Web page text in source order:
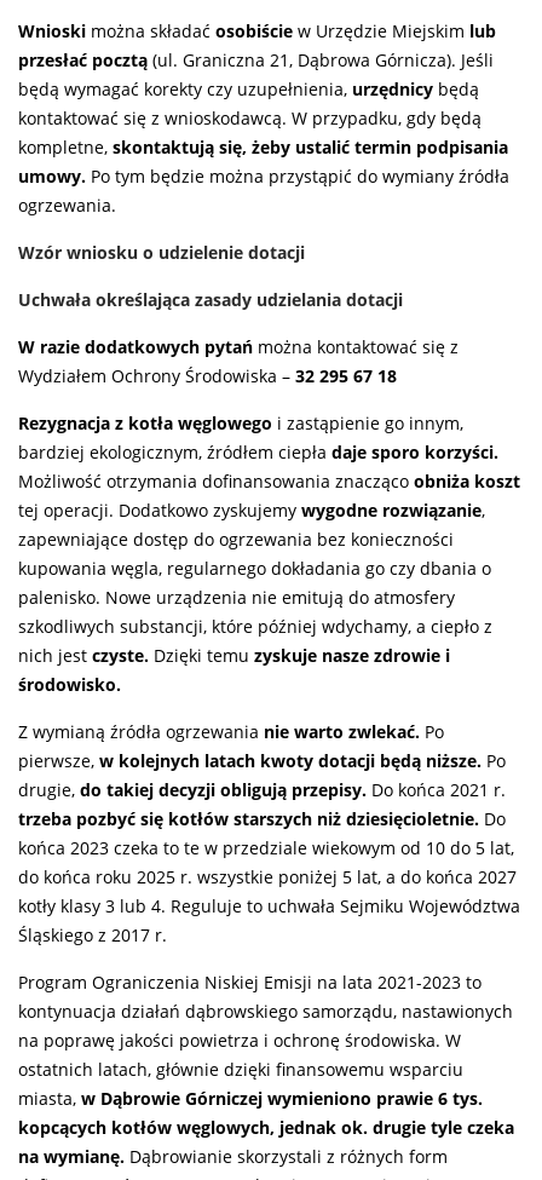
Wnioski można składać osobiście w Urzędzie Miejskim lub
przesłać pocztą (ul. Graniczna 21, Dąbrowa Górnicza). Jeśli
będą wymagać korekty czy uzupełnienia, urzędnicy będą
kontaktować się z wnioskodawcą. W przypadku, gdy będą
kompletne, skontaktują się, żeby ustalić termin podpisania
umowy. Po tym będzie można przystąpić do wymiany źródła
ogrzewania.
Wzór wniosku o udzielenie dotacji
Uchwała określająca zasady udzielania dotacji
W razie dodatkowych pytań można kontaktować się z
Wydziałem Ochrony Środowiska – 32 295 67 18
Rezygnacja z kotła węglowego i zastąpienie go innym,
bardziej ekologicznym, źródłem ciepła daje sporo korzyści.
Możliwość otrzymania dofinansowania znacząco obniża koszt
tej operacji. Dodatkowo zyskujemy wygodne rozwiązanie,
zapewniające dostęp do ogrzewania bez konieczności
kupowania węgla, regularnego dokładania go czy dbania o
palenisko. Nowe urządzenia nie emitują do atmosfery
szkodliwych substancji, które później wdychamy, a ciepło z
nich jest czyste. Dzięki temu zyskuje nasze zdrowie i
środowisko.
Z wymianą źródła ogrzewania nie warto zwlekać. Po
pierwsze, w kolejnych latach kwoty dotacji będą niższe. Po
drugie, do takiej decyzji obligują przepisy. Do końca 2021 r.
trzeba pozbyć się kotłów starszych niż dziesięcioletnie. Do
końca 2023 czeka to te w przedziale wiekowym od 10 do 5 lat,
do końca roku 2025 r. wszystkie poniżej 5 lat, a do końca 2027
kotły klasy 3 lub 4. Reguluje to uchwała Sejmiku Województwa
Śląskiego z 2017 r.
Program Ograniczenia Niskiej Emisji na lata 2021-2023 to
kontynuacja działań dąbrowskiego samorządu, nastawionych
na poprawę jakości powietrza i ochronę środowiska. W
ostatnich latach, głównie dzięki finansowemu wsparciu
miasta, w Dąbrowie Górniczej wymieniono prawie 6 tys.
kopcących kotłów węglowych, jednak ok. drugie tyle czeka
na wymianę. Dąbrowianie skorzystali z różnych form